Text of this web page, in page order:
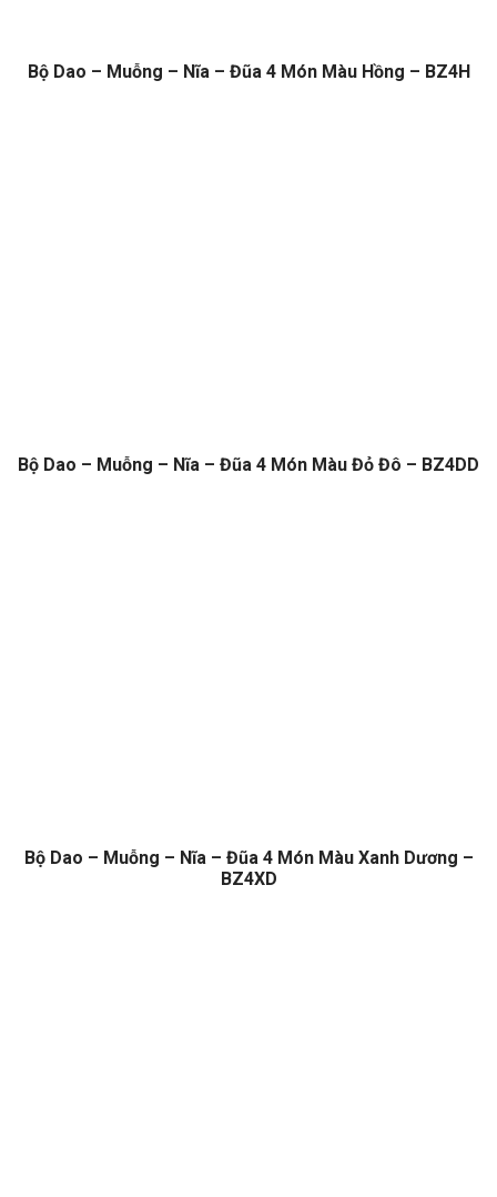
Bộ Dao – Muỗng – Nĩa – Đũa 4 Món Màu Hồng – BZ4H
Bộ Dao – Muỗng – Nĩa – Đũa 4 Món Màu Đỏ Đô – BZ4DD
Bộ Dao – Muỗng – Nĩa – Đũa 4 Món Màu Xanh Dương –
BZ4XD